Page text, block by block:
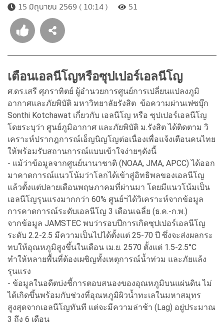
15 มิถุนายน 2569 ( 10:14 )
51
เตือนเอลนีโญหรือซุปเปอร์เอลนีโญ
ศ.ดร.เสรี ศุภราทิตย์ ผู้อำนวยการศูนย์การเปลี่ยนแปลงภูมิ
อากาศและภัยพิบัติ มหาวิทยาลัยรังสิต ข้อความผ่านเฟซบุ๊ก
Sonthi Kotchawat เกี่ยวกับ เอลนีโญ หรือ ซุปเปอร์เอลนีโญ
โดยระบุว่า ศูนย์ภูมิอากาศ และภัยพิบัติ ม.รังสิต ได้ติดตาม วิ
เคราะห์ปรากฎการณ์เอ็ญนิญโญต่อเนื่องเพื่อแจ้งเตือนคนไทย
ให้พร้อมรับสถานการณ์แบบเข้าใจง่ายๆดังนี้
- แม้ว่าข้อมูลจากศูนย์นานาชาติ (NOAA, JMA, APCC) ได้ออก
มาคาดการณ์แนวโน้มว่าโลกได้เข้าสู่อิทธิพลของเอลนีโญ
แล้วตั้งแต่ปลายเดือนพฤษภาคมที่ผ่านมา โดยมีแนวโน้มเป็น
เอลนีโญรุนแรงมากกว่า 60% ศูนย์ฯได้วิเคราะห์จากข้อมูล
การคาดการณ์ระดับเอลนีโญ 3 เดือนเฉลี่ย (ธ.ค.-ก.พ.)
จากข้อมูล JAMSTEC พบว่ารอบปีการเกิดซุปเปอร์เอลนีโญ
ระดับ 2.2-2.5 มีความเป็นไปได้ตั้งแต่ 25-70 ปี ซึ่งจะส่งผลกระ
ทบให้อุณหภูมิสูงขึ้นในเดือน เม.ย. 2570 ตั้งแต่ 1.5-2.5°C
ทำให้หลายพื้นที่ต้องเผชิญทั้งเหตุการณ์น้ำท่วม และภัยแล้ง
รุนแรง
- ข้อมูลในอดีตบ่งชี้การตอบสนองของอุณหภูมิบนแผ่นดิน ไม่
ได้เกิดขึ้นพร้อมกับช่วงที่อุณหภูมิผิวน้ำทะเลในมหาสมุทร
สูงสุดจากเอลนีโญทันที แต่จะมีความล่าช้า (Lag) อยู่ประมาณ
3 ถึง 6 เดือน